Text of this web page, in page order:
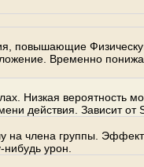
повышающие
Временно
Низкая вероятность
действия. Зависит от
на члена группы.
урон.